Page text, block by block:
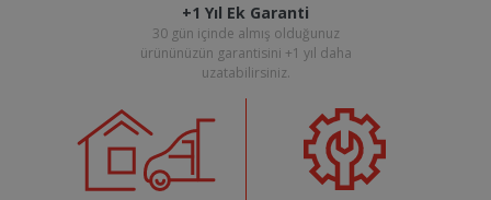
+1 Yıl Ek Garanti
30 gün içinde almış olduğunuz
ürününüzün garantisini +1 yıl daha
uzatabilirsiniz.